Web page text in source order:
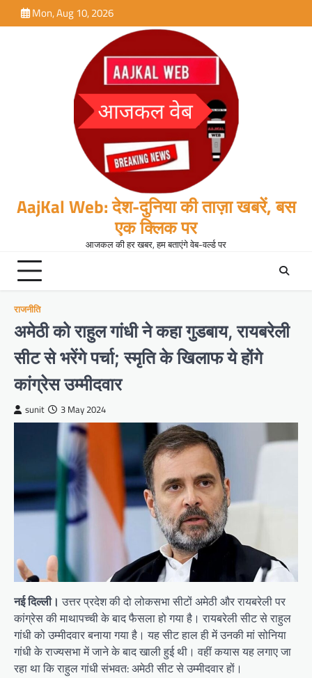
to
Mon, Aug 10, 2026
AajKal Web: देश-दुनिया की ताज़ा खबरें, बस
एक क्लिक पर
आजकल की हर खबर, हम बताएंगे वेब-वर्ल्ड पर
राजनीति
अमेठी को राहुल गांधी ने कहा गुडबाय, रायबरेली
सीट से भरेंगे पर्चा; स्मृति के खिलाफ ये होंगे
कांग्रेस उम्मीदवार
sunit 3 May 2024
नई दिल्ली। उत्तर प्रदेश की दो लोकसभा सीटों अमेठी और रायबरेली पर
कांग्रेस की माथापच्ची के बाद फैसला हो गया है। रायबरेली सीट से राहुल
गांधी को उम्मीदवार बनाया गया है। यह सीट हाल ही में उनकी मां सोनिया
गांधी के राज्यसभा में जाने के बाद खाली हुई थी। वहीं कयास यह लगाए जा
रहा था कि राहुल गांधी संभवत: अमेठी सीट से उम्मीदवार हों।